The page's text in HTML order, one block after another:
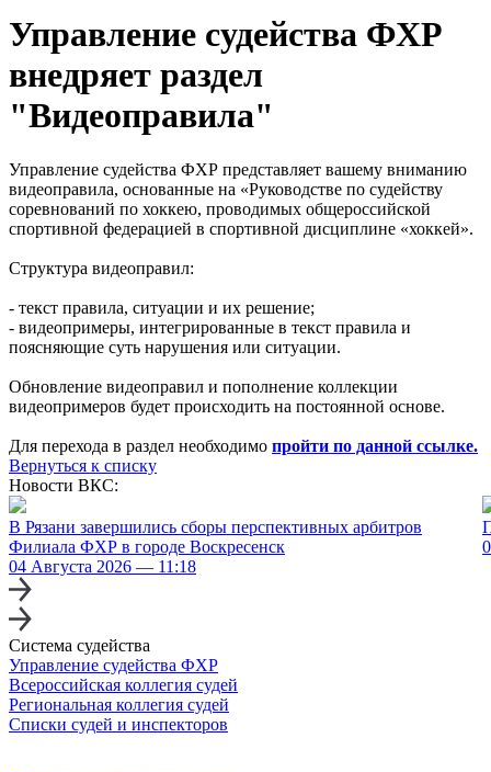
Управление судейства ФХР
внедряет раздел
"Видеоправила"
Управление судейства ФХР представляет вашему вниманию
видеоправила, основанные на «Руководстве по судейству
соревнований по хоккею, проводимых общероссийской
спортивной федерацией в спортивной дисциплине «хоккей».
Структура видеоправил:
- текст правила, ситуации и их решение;
- видеопримеры, интегрированные в текст правила и
поясняющие суть нарушения или ситуации.
Обновление видеоправил и пополнение коллекции
видеопримеров будет происходить на постоянной основе.
Для перехода в раздел необходимо пройти по данной ссылке.
Вернуться к списку
Новости ВКС:
В Рязани завершились сборы перспективных арбитров
Филиала ФХР в городе Воскресенск
04 Августа 2026 — 11:18
Система судейства
Управление судейства ФХР
Всероссийская коллегия судей
Региональная коллегия судей
Списки судей и инспекторов